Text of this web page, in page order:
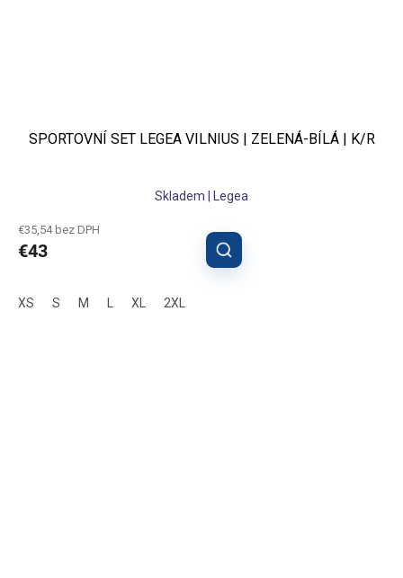
SPORTOVNÍ SET LEGEA VILNIUS | ZELENÁ-BÍLÁ | K/R
Skladem | Legea
€35,54 bez DPH
€43
XS S M XL 2XL